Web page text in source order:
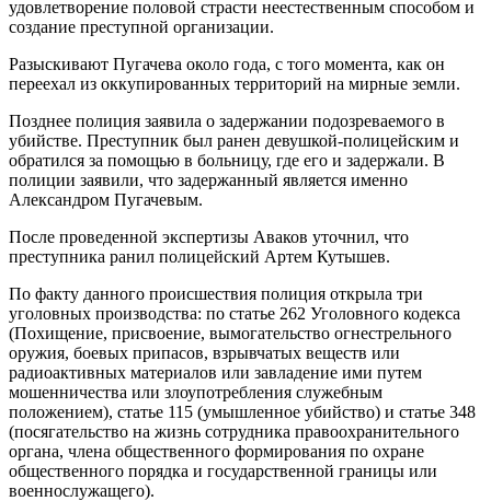
удовлетворение половой страсти неестественным способом и
создание преступной организации.
Разыскивают Пугачева около года, с того момента, как он
переехал из оккупированных территорий на мирные земли.
Позднее полиция заявила о задержании подозреваемого в
убийстве. Преступник был ранен девушкой-полицейским и
обратился за помощью в больницу, где его и задержали. В
полиции заявили, что задержанный является именно
Александром Пугачевым.
После проведенной экспертизы Аваков уточнил, что
преступника ранил полицейский Артем Кутышев.
По факту данного происшествия полиция открыла три
уголовных производства: по статье 262 Уголовного кодекса
(Похищение, присвоение, вымогательство огнестрельного
оружия, боевых припасов, взрывчатых веществ или
радиоактивных материалов или завладение ими путем
мошенничества или злоупотребления служебным
положением), статье 115 (умышленное убийство) и статье 348
(посягательство на жизнь сотрудника правоохранительного
органа, члена общественного формирования по охране
общественного порядка и государственной границы или
военнослужащего).